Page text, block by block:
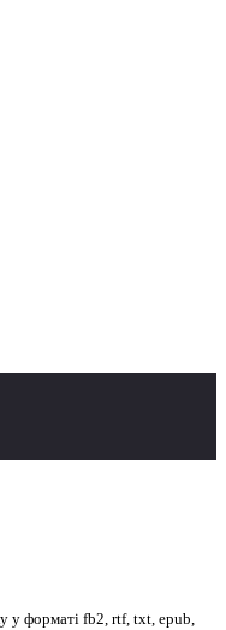
у форматі fb2, rtf, txt, epub,